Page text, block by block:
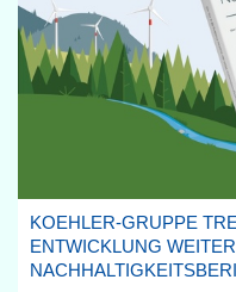
KOEHLER-GRUPPE
ENTWICKLUNG